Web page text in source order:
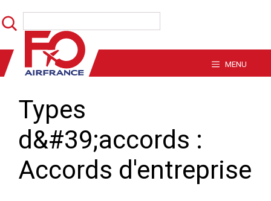
au
contenu
Rechercher
MENU
Types
d&#39;accords :
Accords d'entreprise